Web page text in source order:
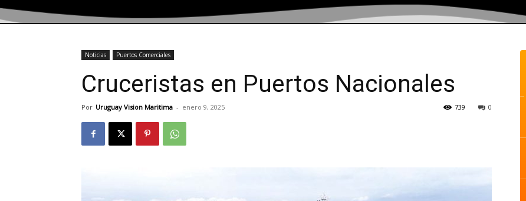
Noticias Puertos Comerciales
Cruceristas en Puertos Nacionales
Por Uruguay Vision Maritima - enero 9, 2025 0
739